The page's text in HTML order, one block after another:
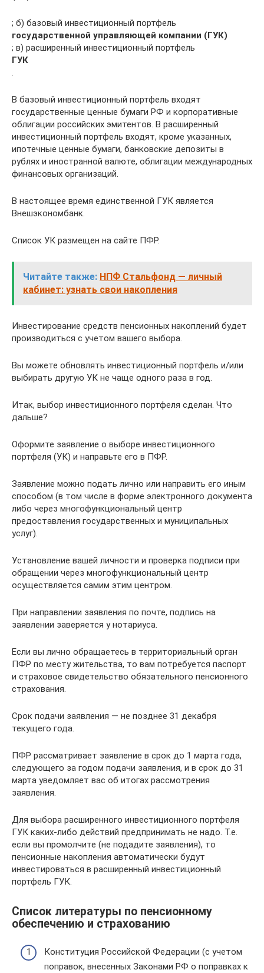
; б) базовый инвестиционный портфель
государственной управляющей компании (ГУК)
; в) расширенный инвестиционный портфель
ГУК
В базовый инвестиционный портфель входят
государственные ценные бумаги РФ и корпоративные
облигации российских эмитентов. В расширенный
инвестиционный портфель входят, кроме указанных,
ипотечные ценные бумаги, банковские депозиты в
рублях и иностранной валюте, облигации международных
финансовых организаций.
В настоящее время единственной ГУК является
Внешэкономбанк.
Список УК размещен на сайте ПФР.
Читайте также: НПФ Cтальфонд — личный
кабинет: узнать свои накопления
Инвестирование средств пенсионных накоплений будет
производиться с учетом вашего выбора.
Вы можете обновлять инвестиционный портфель и/или
выбирать другую УК не чаще одного раза в год.
Итак, выбор инвестиционного портфеля сделан. Что
дальше?
Оформите заявление о выборе инвестиционного
портфеля (УК) и направьте его в ПФР.
Заявление можно подать лично или направить его иным
способом (в том числе в форме электронного документа
либо через многофункциональный центр
предоставления государственных и муниципальных
услуг).
Установление вашей личности и проверка подписи при
обращении через многофункциональный центр
осуществляется самим этим центром.
При направлении заявления по почте, подпись на
заявлении заверяется у нотариуса.
Если вы лично обращаетесь в территориальный орган
ПФР по месту жительства, то вам потребуется паспорт
и страховое свидетельство обязательного пенсионного
страхования.
Срок подачи заявления — не позднее 31 декабря
текущего года.
ПФР рассматривает заявление в срок до 1 марта года,
следующего за годом подачи заявления, и в срок до 31
марта уведомляет вас об итогах рассмотрения
заявления.
Для выбора расширенного инвестиционного портфеля
ГУК каких-либо действий предпринимать не надо. Т.е.
если вы промолчите (не подадите заявления), то
пенсионные накопления автоматически будут
инвестироваться в расширенный инвестиционный
портфель ГУК.
Список литературы по пенсионному
обеспечению и страхованию
Конституция Российской Федерации (с учетом
поправок, внесенных Законами РФ о поправках к